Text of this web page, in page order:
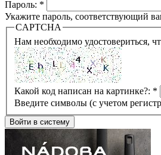
Пароль: *
Укажите пароль, соответствующий
CAPTCHA
Нам необходимо удостовериться,
Какой код написан на картинке?: *
Введите символы (с учетом